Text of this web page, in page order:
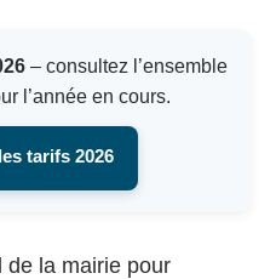
– consultez l’ensemble
l’année en cours.
tarifs 2026
de la mairie pour